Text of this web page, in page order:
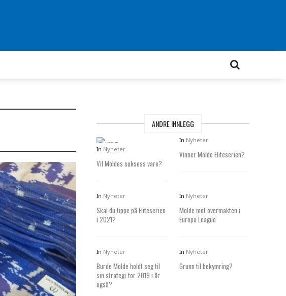
ANDRE INNLEGG
In Nyheter
Vil Moldes suksess vare?
In Nyheter
Vinner Molde Eliteserien?
In Nyheter
Skal du tippe på Eliteserien
i 2021?
In Nyheter
Molde mot overmakten i
Europa League
In Nyheter
Burde Molde holdt seg til
sin strategi for 2019 i år
også?
In Nyheter
Grunn til bekymring?